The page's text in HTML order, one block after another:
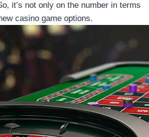
it’s not only on the number in terms
casino game options.